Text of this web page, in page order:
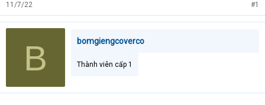
11/7/22 #1
B bomgiengcoverco
Thành viên cấp 1